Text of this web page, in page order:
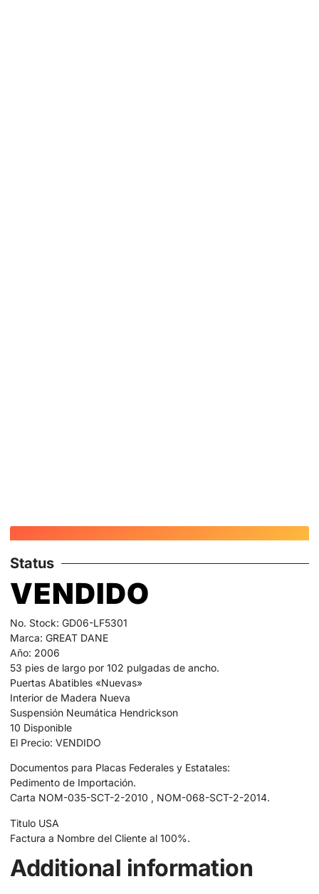
Status
VENDIDO
No. Stock: GD06-LF5301
Marca: GREAT DANE
Año: 2006
53 pies de largo por 102 pulgadas de ancho.
Puertas Abatibles «Nuevas»
Interior de Madera Nueva
Suspensión Neumática Hendrickson
10 Disponible
El Precio: VENDIDO
Documentos para Placas Federales y Estatales:
Pedimento de Importación.
Carta NOM-035-SCT-2-2010 , NOM-068-SCT-2-2014.
Titulo USA
Factura a Nombre del Cliente al 100%.
Additional information